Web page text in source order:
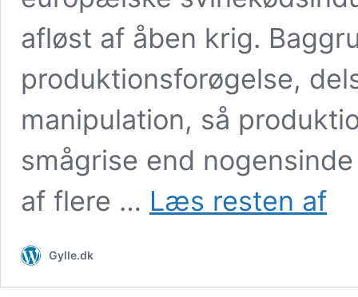
afløst af åben krig.
produktionsforøgelse,
manipulation, så
smågrise end
af flere … Læs resten afSå
ud!
Gylle.dk